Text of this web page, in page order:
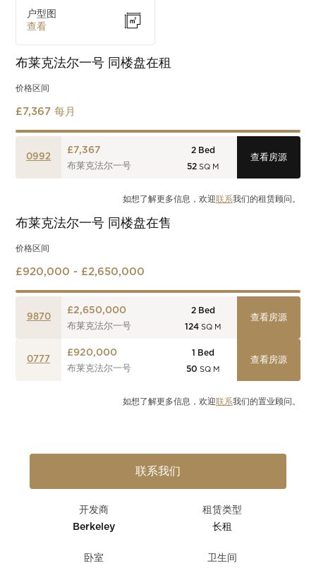
户型图
查看
布莱克法尔一号 同楼盘在租
价格区间
£7,367 每月
0992
£7,367
布莱克法尔一号
2 Bed
52 SQ M
查看房源
如想了解更多信息，欢迎联系我们的租赁顾问。
布莱克法尔一号 同楼盘在售
价格区间
£920,000 - £2,650,000
9870
£2,650,000
布莱克法尔一号
2 Bed
124 SQ M
查看房源
0777
£920,000
布莱克法尔一号
1
Bed
50 SQ M
查看房源
如想了解更多信息，欢迎联系我们的置业顾问。
联系我们
开发商
Berkeley
租赁类型
长租
卧室 卫生间